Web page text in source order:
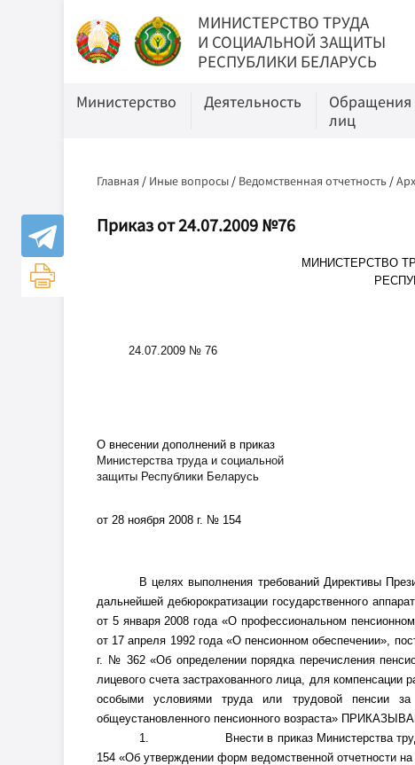
МИНИСТЕРСТВО ТРУДА
И СОЦИАЛЬНОЙ ЗАЩИТЫ
РЕСПУБЛИКИ БЕЛАРУСЬ
Министерство Деятельность
Обращения
лиц
Главная / Иные вопросы / Ведомственная отчетность /
Приказ от 24.07.2009 №76
МИНИСТЕРСТВО
24.07.2009 № 76
О внесении дополнений в приказ
Министерства труда и социальной
защиты Республики Беларусь
от 28 ноября 2008 г. № 154
В целях выполнения требований Директивы
дальнейшей дебюрократизации государственного
от 5 января 2008 года «О профессиональном
от 17 апреля 1992 года «О пенсионном обеспечении»,
г. № 362 «Об определении порядка перечисления
лицевого счета застрахованного лица, для компенсации
особыми условиями труда или трудовой пенсии
общеустановленного пенсионного возраста»
1.
Внести в приказ Министерства
154 «Об утверждении форм ведомственной отчетности